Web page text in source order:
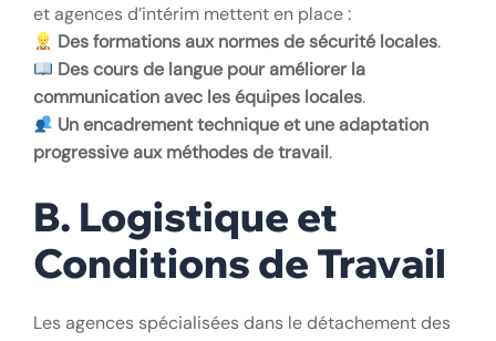
et agences d’intérim mettent en place :
Des formations aux normes de sécurité locales.
Des cours de langue pour améliorer la
communication avec les équipes locales.
Un encadrement technique et une adaptation
progressive aux méthodes de travail.
B. Logistique et
Conditions de Travail
Les agences spécialisées dans le détachement des